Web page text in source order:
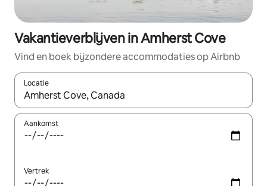
Vakantieverblijven in Amherst Cove
Vind en boek bijzondere accommodaties op Airbnb
Locatie
Wanneer er resultaten beschikbaar zijn, maak je een keuze
Aankomst
Vertrek